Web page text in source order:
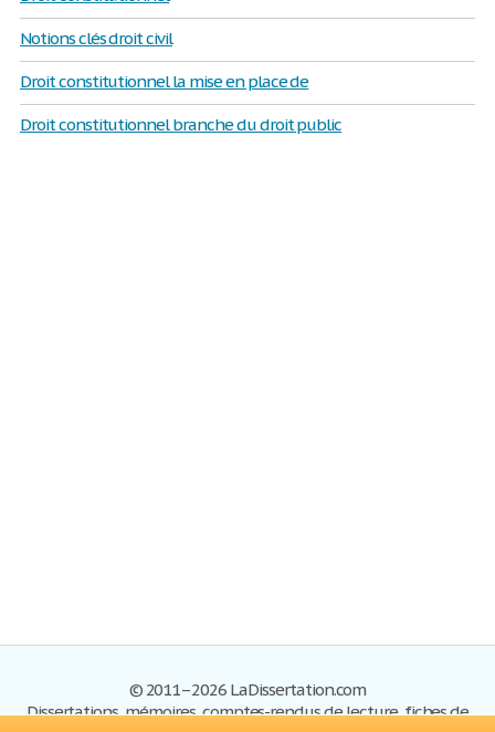
Notions clés droit civil
Droit constitutionnel la mise en place de
Droit constitutionnel branche du droit public
© 2011–2026 LaDissertation.com
Dissertations, mémoires, comptes-rendus de lecture, fiches de